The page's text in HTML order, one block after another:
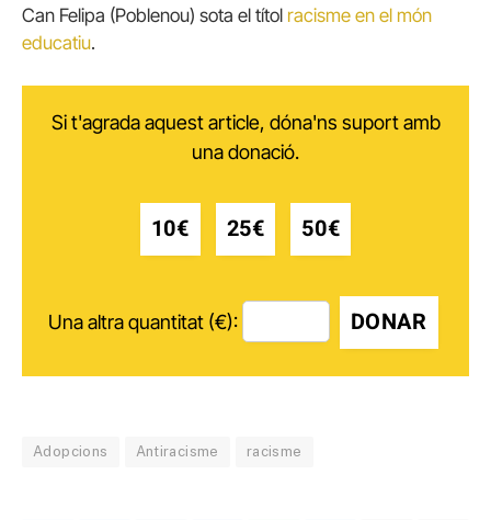
Can Felipa (Poblenou) sota el títol racisme en el món
educatiu.
Si t'agrada aquest article, dóna'ns suport amb
una donació.
10€ 25€ 50€
Una altra quantitat (€): DONAR
Adopcions Antiracisme racisme